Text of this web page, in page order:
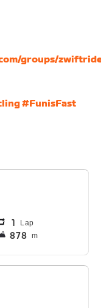
groups/
#FunisFast
1 Lap
878 m